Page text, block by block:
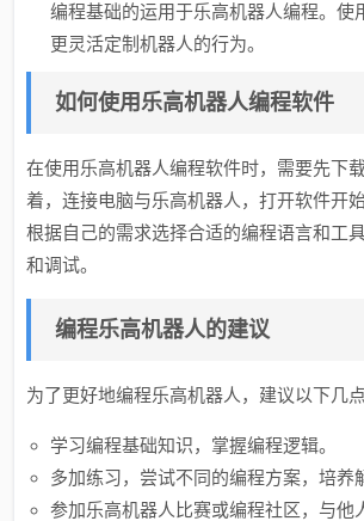
编程基础的运用于乐高机器人编程。使
更灵活定制机器人的行为。
如何使用乐高机器人编程软件
在使用乐高机器人编程软件时，需要先下
着，连接电脑与乐高机器人，打开软件开
根据自己的需求选择合适的编程语言和工
和调试。
编程乐高机器人的建议
为了更好地编程乐高机器人，建议以下几点
学习编程基础知识，掌握编程逻辑。
多加练习，尝试不同的编程方案，培养
参加乐高机器人比赛或编程社区，与他